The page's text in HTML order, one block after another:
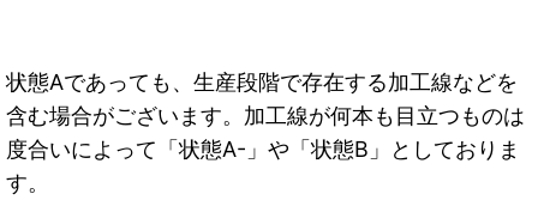
状態Aであっても、生産段階で存在する加工線などを
含む場合がございます。加工線が何本も目立つものは
度合いによって「状態A-」や「状態B」としておりま
す。